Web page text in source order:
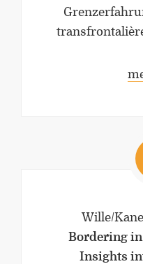
Wille/
Bordering in
Insights